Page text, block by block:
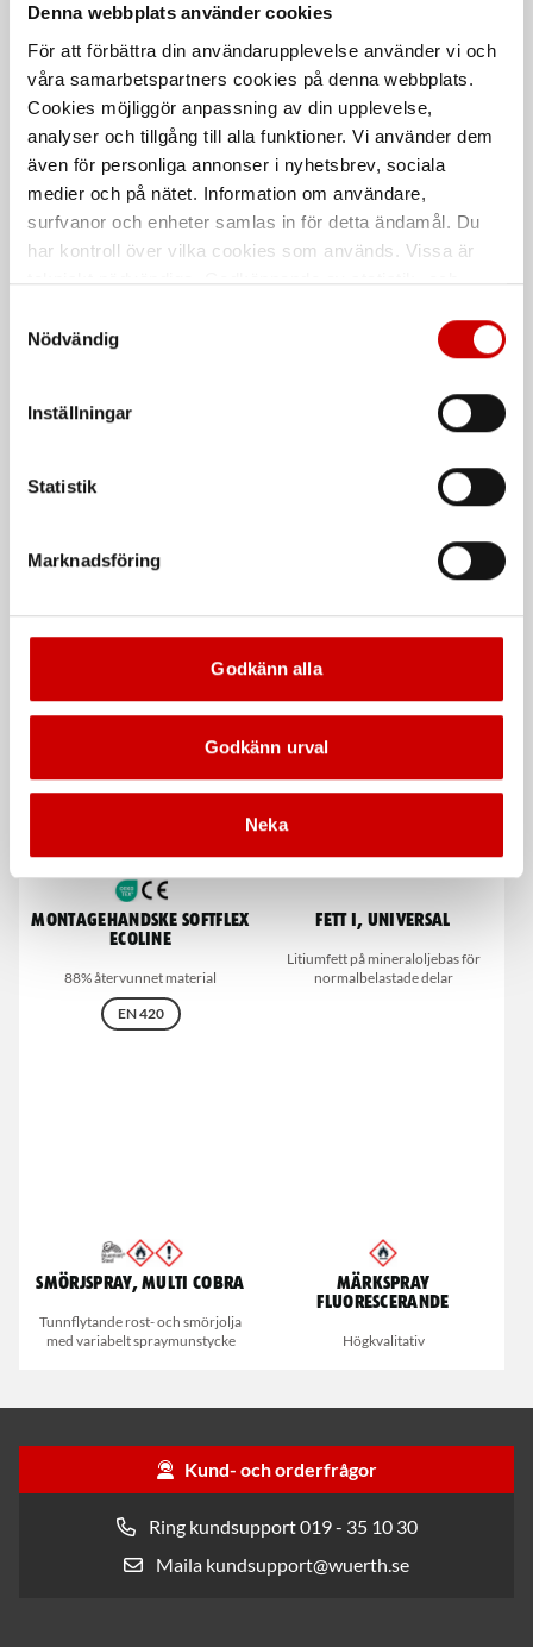
Denna webbplats använder cookies
För att förbättra din användarupplevelse använder vi och
våra samarbetspartners cookies på denna webbplats.
Cookies möjliggör anpassning av din upplevelse,
analyser och tillgång till alla funktioner. Vi använder dem
även för personliga annonser i nyhetsbrev, sociala
medier och på nätet. Information om användare,
surfvanor och enheter samlas in för detta ändamål. Du
har kontroll över vilka cookies som används. Vissa är
tekniskt nödvändiga. Godkännande av statistik- och
länder utanför EU med olika dataskyddsnormer. Genom
att godkänna samtycker du till sådana överföringar. Läs
Nödvändig
Inställningar
Statistik
Marknadsföring
Godkänn alla
Godkänn urval
Neka
Rengöringsspray
Effektiv rengöring och avfettning
Allrengöring, BMF
Miljövänligt rengöringsmedel
Snabbt och enkelt system för att
Klädseltvätt SEG 10
Våt- och torrdammsugare
Kampanj
Montagehandske Softflex
Ecoline
88% återvunnet material
EN 420
Fett I, universal
Litiumfett på mineraloljebas för
normalbelastade delar
Smörjspray, Multi Cobra
Tunnflytande rost- och smörjolja
med variabelt spraymunstycke
Märkspray
fluorescerande
Högkvalitativ
Kund- och orderfrågor
Ring kundsupport 019 - 35 10 30
Maila kundsupport@wuerth.se